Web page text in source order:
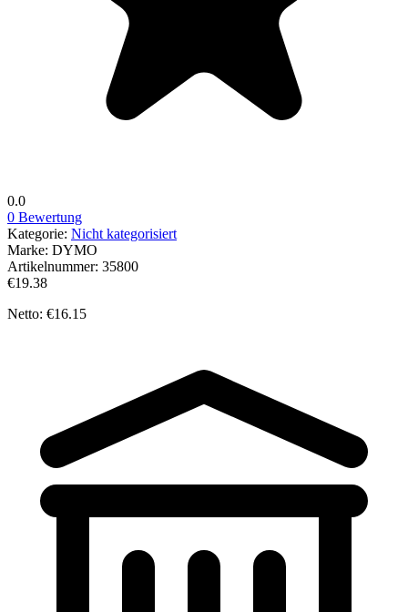
0.0
0 Bewertung
Kategorie: Nicht kategorisiert
Marke: DYMO
Artikelnummer: 35800
€19.38
Netto: €16.15